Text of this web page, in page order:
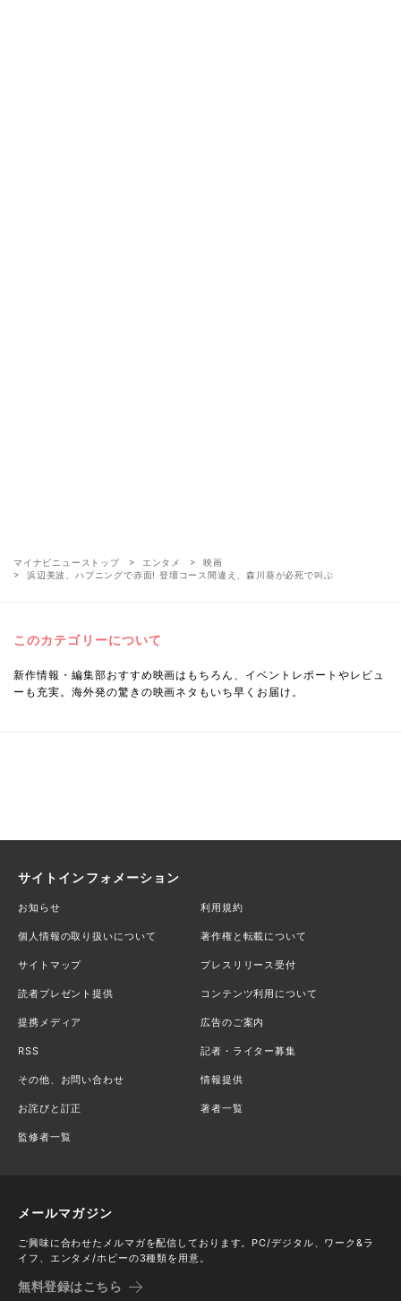
マイナビニューストップ エンタメ
映画
浜辺美波、ハプニングで赤面! 登壇コース間違え、森川葵が必死で叫ぶ
このカテゴリーについて
新作情報・編集部おすすめ映画はもちろん、イベントレポートやレビュ
ーも充実。海外発の驚きの映画ネタもいち早くお届け。
サイトインフォメーション
お知らせ 利用規約
個人情報の取り扱いについて 著作権と転載について
サイトマップ プレスリリース受付
読者プレゼント提供 コンテンツ利用について
提携メディア 広告のご案内
RSS 記者・ライター募集
その他、お問い合わせ 情報提供
お詫びと訂正 著者一覧
監修者一覧
メールマガジン
ご興味に合わせたメルマガを配信しております。PC/デジタル、ワーク&ラ
イフ、エンタメ/ホビーの3種類を用意。
無料登録はこちら